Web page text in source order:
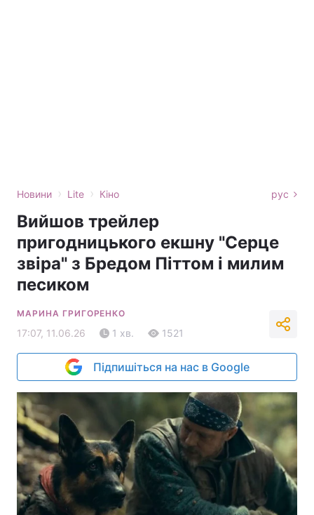
Новини › Lite › Кіно рус
Вийшов трейлер
пригодницького екшну "Серце
звіра" з Бредом Піттом і милим
песиком
МАРИНА ГРИГОРЕНКО
17:07, 11.06.26 1 хв. 1521
Підпишіться на нас в Google